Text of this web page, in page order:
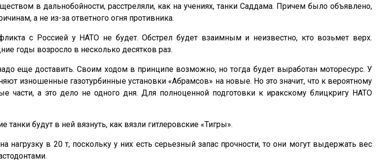
в дальнобойности, расстреляли, как на учениях, танки Саддама. Причем было объявлено,
а не из-за ответного огня противника.
с Россией у НАТО не будет. Обстрел будет взаимным и неизвестно, кто возьмет верх.
годы возросло в несколько десятков раз.
еще доставить. Своим ходом в принципе возможно, но тогда будет выработан моторесурс. У
изношенные газотурбинные установки «Абрамсов» на новые. Но это значит, что к вероятному
части, а это дело не одного дня. Для полноценной подготовки к иракскому блицкригу НАТО
будут в ней вязнуть, как вязли гитлеровские «Тигры».
в 20 т, поскольку у них есть серьезный запас прочности, то они могут выдержать вес